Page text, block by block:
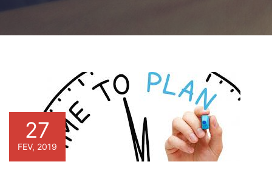
27
FEV, 2019